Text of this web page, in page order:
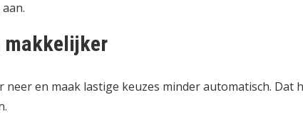
makkelijker
neer en maak lastige keuzes minder automatisch. Dat